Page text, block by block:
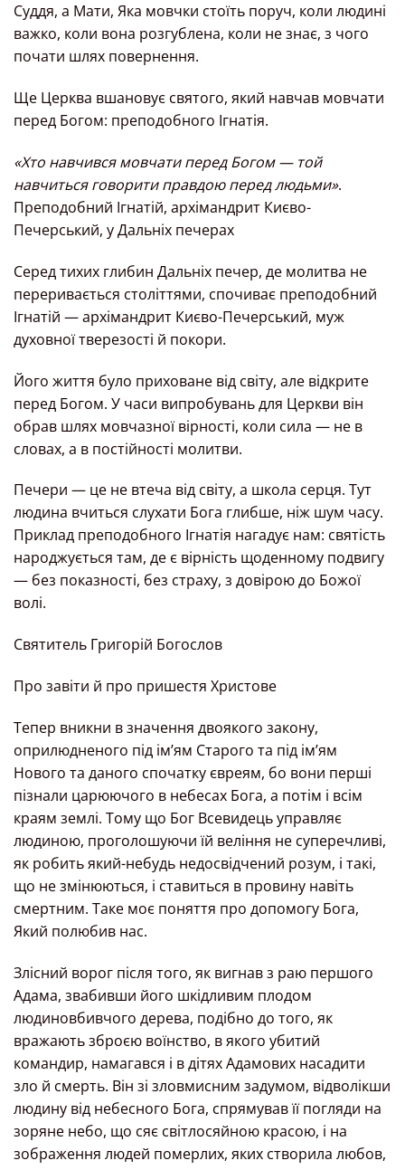
Суддя, а Мати, Яка мовчки стоїть поруч, коли людині
важко, коли вона розгублена, коли не знає, з чого
почати шлях повернення.
Ще Церква вшановує святого, який навчав мовчати
перед Богом: преподобного Ігнатія.
«Хто навчився мовчати перед Богом — той
навчиться говорити правдою перед людьми».
Преподобний Ігнатій, архімандрит Києво-
Печерський, у Дальніх печерах
Серед тихих глибин Дальніх печер, де молитва не
переривається століттями, спочиває преподобний
Ігнатій — архімандрит Києво-Печерський, муж
духовної тверезості й покори.
Його життя було приховане від світу, але відкрите
перед Богом. У часи випробувань для Церкви він
обрав шлях мовчазної вірності, коли сила — не в
словах, а в постійності молитви.
Печери — це не втеча від світу, а школа серця. Тут
людина вчиться слухати Бога глибше, ніж шум часу.
Приклад преподобного Ігнатія нагадує нам: святість
народжується там, де є вірність щоденному подвигу
— без показності, без страху, з довірою до Божої
волі.
Святитель Григорій Богослов
Про завіти й про пришестя Христове
Тепер вникни в значення двоякого закону,
оприлюдненого під ім’ям Старого та під ім’ям
Нового та даного спочатку євреям, бо вони перші
пізнали царюючого в небесах Бога, а потім і всім
краям землі. Тому що Бог Всевидець управляє
людиною, проголошуючи їй веління не суперечливі,
як робить який-небудь недосвідчений розум, і такі,
що не змінюються, і ставиться в провину навіть
смертним. Таке моє поняття про допомогу Бога,
Який полюбив нас.
Злісний ворог після того, як вигнав з раю першого
Адама, звабивши його шкідливим плодом
людиновбивчого дерева, подібно до того, як
вражають зброєю воїнство, в якого убитий
командир, намагався і в дітях Адамових насадити
зло й смерть. Він зі зловмисним задумом, відволікши
людину від небесного Бога, спрямував її погляди на
зоряне небо, що сяє світлосяйною красою, і на
зображення людей померлих, яких створила любов,